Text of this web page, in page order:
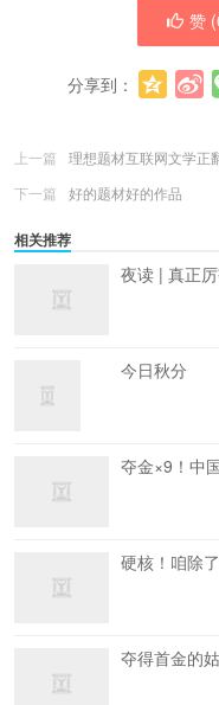
赞 (
分享到：
上一篇
理想题材互联网文学正
下一篇
好的题材好的作品
相关推荐
夜读 | 真正
今日秋分
夺金×9！中
硬核！咱除
夺得首金的